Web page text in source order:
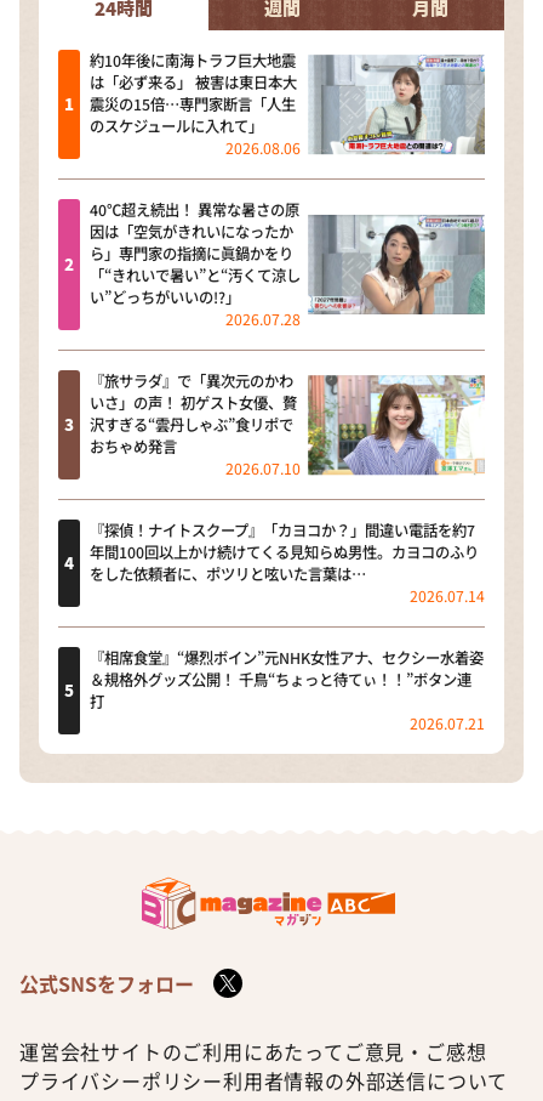
24時間 週間 月間
約10年後に南海トラフ巨大地震
は「必ず来る」 被害は東日本大
震災の15倍…専門家断言「人生
のスケジュールに入れて」
2026.08.06
40℃超え続出！ 異常な暑さの原
因は「空気がきれいになったか
ら」専門家の指摘に眞鍋かをり
「“きれいで暑い”と“汚くて涼し
い”どっちがいいの!?」
2026.07.28
『旅サラダ』で「異次元のかわ
いさ」の声！ 初ゲスト女優、贅
沢すぎる“雲丹しゃぶ”食リポで
おちゃめ発言
2026.07.10
『探偵！ナイトスクープ』「カヨコか？」間違い電話を約7
年間100回以上かけ続けてくる見知らぬ男性。カヨコのふり
をした依頼者に、ポツリと呟いた言葉は…
2026.07.14
『相席食堂』“爆烈ボイン”元NHK女性アナ、セクシー水着姿
＆規格外グッズ公開！ 千鳥“ちょっと待てぃ！！”ボタン連
打
2026.07.21
公式SNSをフォロー
運営会社サイトのご利用にあたって ご意見・ご感想
プライバシーポリシー利用者情報の外部送信について